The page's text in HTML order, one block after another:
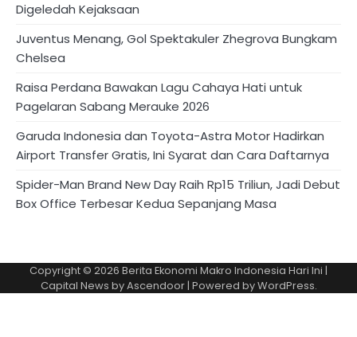
Digeledah Kejaksaan
Juventus Menang, Gol Spektakuler Zhegrova Bungkam
Chelsea
Raisa Perdana Bawakan Lagu Cahaya Hati untuk
Pagelaran Sabang Merauke 2026
Garuda Indonesia dan Toyota-Astra Motor Hadirkan
Airport Transfer Gratis, Ini Syarat dan Cara Daftarnya
Spider-Man Brand New Day Raih Rp15 Triliun, Jadi Debut
Box Office Terbesar Kedua Sepanjang Masa
Copyright © 2026 Berita Ekonomi Makro Indonesia Hari Ini |
Capital News byAscendoor| Powered byWordPress.